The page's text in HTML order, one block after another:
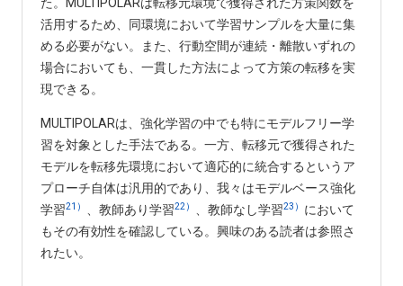
た。MULTIPOLARは転移元環境で獲得された方策関数を
活用するため、同環境において学習サンプルを大量に集
める必要がない。また、行動空間が連続・離散いずれの
場合においても、一貫した方法によって方策の転移を実
現できる。
MULTIPOLARは、強化学習の中でも特にモデルフリー学
習を対象とした手法である。一方、転移元で獲得された
モデルを転移先環境において適応的に統合するというア
プローチ自体は汎用的であり、我々はモデルベース強化
学習21） 、教師あり学習22） 、教師なし学習23） において
もその有効性を確認している。興味のある読者は参照さ
れたい。